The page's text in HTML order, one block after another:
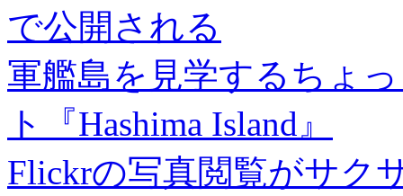
で公開される
軍艦島を見学するちょ
ト『Hashima Island』
Flickrの写真閲覧がサク